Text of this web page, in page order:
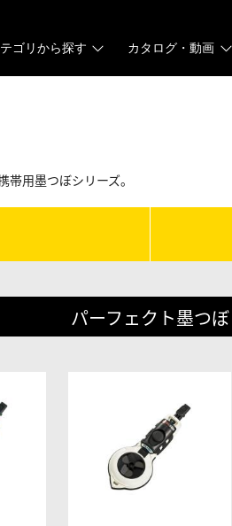
ゴリから探す カタログ・動画
用墨つぼシリーズ。
パーフェクト墨つぼ